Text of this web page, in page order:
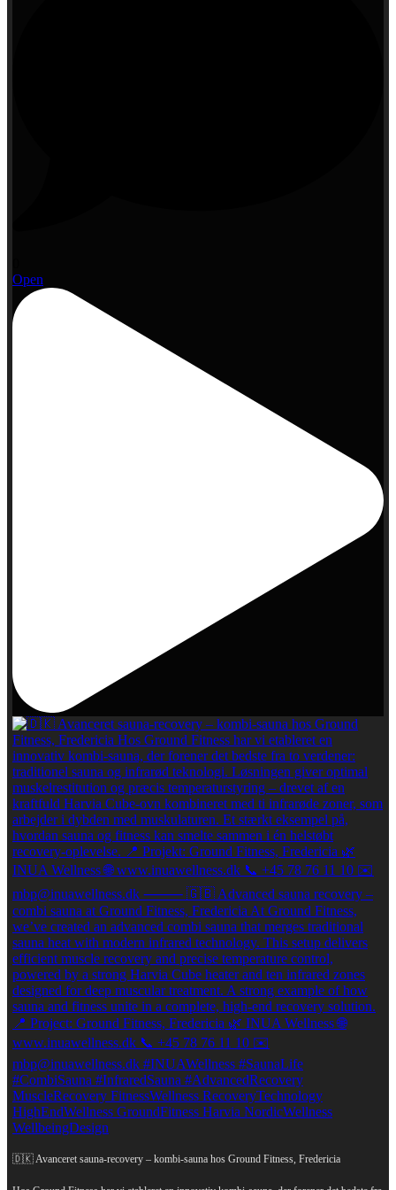
Open
🇩🇰 Avanceret sauna-recovery – kombi-sauna hos Ground Fitness, Fredericia